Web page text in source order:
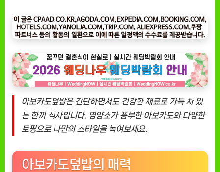
카
도
덮
밥
으
로
건
강
한
아보카도덮밥은 간단하면서도 건강한 재료로 가득 차 있
는 한끼 식사입니다. 영양소가 풍부한 아보카도와 다양한
토핑으로 나만의 스타일을 녹여보세요.
아보카도덮밥의 매력